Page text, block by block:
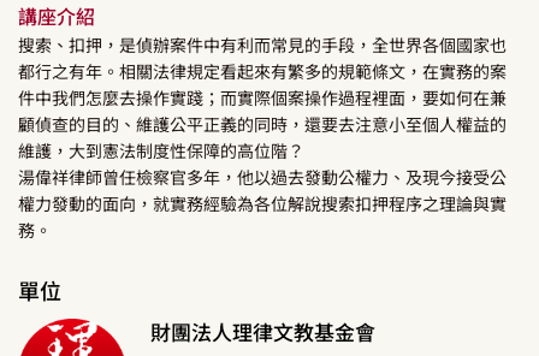
講座介紹
搜索、扣押，是偵辦案件中有利而常見的手段，全世界各個國家也
都行之有年。相關法律規定看起來有繁多的規範條文，在實務的案
件中我們怎麼去操作實踐；而實際個案操作過程裡面，要如何在兼
顧偵查的目的、維護公平正義的同時，還要去注意小至個人權益的
維護，大到憲法制度性保障的高位階？
湯偉祥律師曾任檢察官多年，他以過去發動公權力、及現今接受公
權力發動的面向，就實務經驗為各位解說搜索扣押程序之理論與實
務。
單位
財團法人理律文教基金會